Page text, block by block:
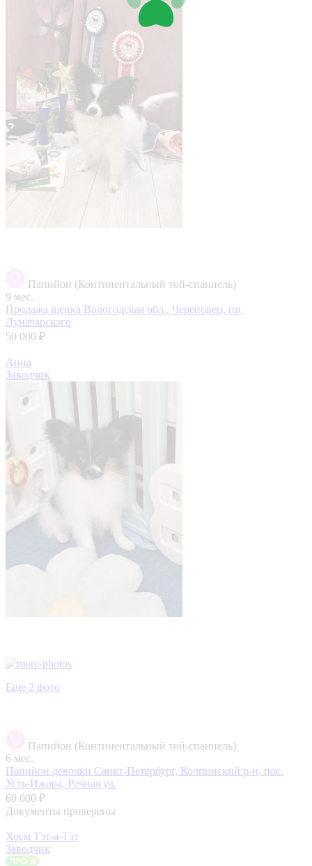
Папийон (Континентальный той-спаниель)
9 мес.
Продажа щенка Вологодская обл., Череповец, пр.
Луначарского
50 000 ₽
Анна
Заводчик
Еще 2 фото
Папийон (Континентальный той-спаниель)
6 мес.
Папийон девочки Санкт-Петербург, Колпинский р-н, пос.
Усть-Ижора, Речная ул.
60 000 ₽
Документы проверены
Хоум Тэт-а-Тэт
Заводчик